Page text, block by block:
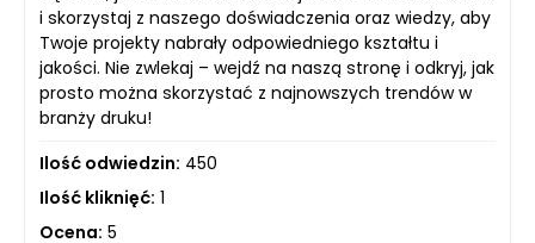
i skorzystaj z naszego doświadczenia oraz wiedzy, aby
Twoje projekty nabrały odpowiedniego kształtu i
jakości. Nie zwlekaj – wejdź na naszą stronę i odkryj, jak
prosto można skorzystać z najnowszych trendów w
branży druku!
Ilość odwiedzin: 450
Ilość kliknięć: 1
Ocena: 5